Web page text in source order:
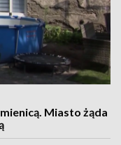
Miasto żąda